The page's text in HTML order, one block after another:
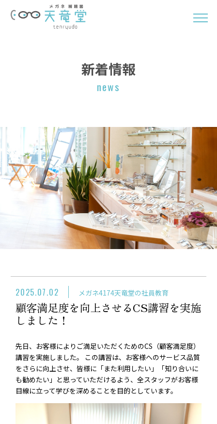
新着情報
news
2025.07.02 メガネ4174天竜堂の社員教育
顧客満足度を向上させるCS講習を実施
しました！
先日、お客様によりご満足いただくためのCS（顧客満足度）
講習を実施しました。 この講習は、お客様へのサービス品質
をさらに向上させ、皆様に「また利用したい」「知り合いに
も勧めたい」と思っていただけるよう、全スタッフがお客様
目線に立って学びを深めることを目的としています。